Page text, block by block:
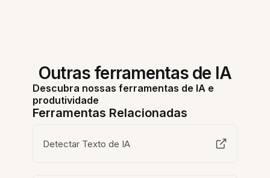
Outras ferramentas de IA
Descubra nossas ferramentas de IA e
produtividade
Ferramentas Relacionadas
Detectar Texto de IA